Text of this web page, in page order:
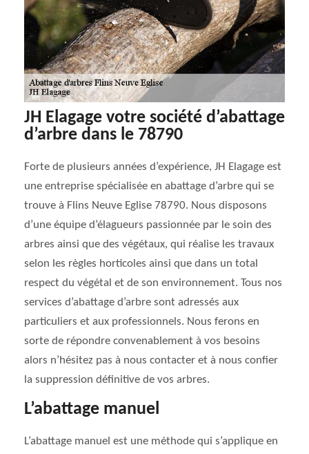
JH Elagage votre société d’abattage
d’arbre dans le 78790
Forte de plusieurs années d’expérience, JH Elagage est
une entreprise spécialisée en abattage d’arbre qui se
trouve à Flins Neuve Eglise 78790. Nous disposons
d’une équipe d’élagueurs passionnée par le soin des
arbres ainsi que des végétaux, qui réalise les travaux
selon les règles horticoles ainsi que dans un total
respect du végétal et de son environnement. Tous nos
services d’abattage d’arbre sont adressés aux
particuliers et aux professionnels. Nous ferons en
sorte de répondre convenablement à vos besoins
alors n’hésitez pas à nous contacter et à nous confier
la suppression définitive de vos arbres.
L’abattage manuel
L’abattage manuel est une méthode qui s’applique en